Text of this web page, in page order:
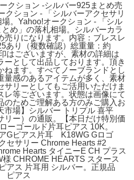
クション -シルバー925まとめ売
クション - 「シルバーアクセサリ
。Yahoo!オークション - 「シル
め」の落札相場。シルバーカラ
売りになります。内容：ブレスレ
あり（複数確認）総重量：約
はございますが、素材の詳細は
ーとして出品しております。頂き
ねます。すべてノーブランドとし
量感のあるアイテムが多く、素材
サリーとしてもご活用いただけま
レ等ございます。状態は画像にて
のためご理解ある方のみご購入お
市場】シルバー トリプル 喜平
リー）の通販。【本日だけ特別価
ーゴールド片耳ピアス 10K。
Gピアス片耳 K18WG Gロゴ
セサリー Chrome Hearts #2
Hearts タイニーE CH プラス
CHROME HEARTS スタース
アス 片耳用 シルバー。正規品
ピアス